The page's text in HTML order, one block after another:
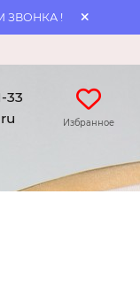
ЗВОНКА !
33
Избранное